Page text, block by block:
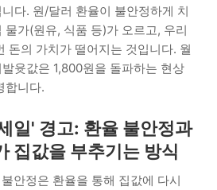
다. 원/달러 환율이 불안정하게 치
물가(원유, 식품 등)가 오르고, 우리
돈의 가치가 떨어지는 것입니다. 월
윳값은 1,800원을 돌파하는 현상
합니다.
일' 경고: 환율 불안정과
집값을 부추기는 방식
안정은 환율을 통해 집값에 다시